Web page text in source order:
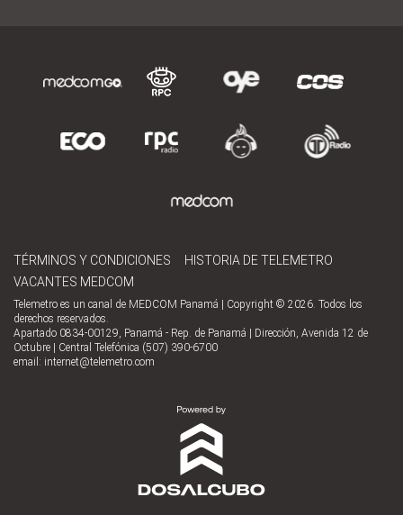
TÉRMINOS Y CONDICIONES
HISTORIA DE TELEMETRO
VACANTES MEDCOM
Telemetro es un canal de MEDCOM Panamá | Copyright © 2026. Todos los
derechos reservados.
Apartado 0834-00129, Panamá - Rep. de Panamá | Dirección, Avenida 12 de
Octubre | Central Telefónica (507) 390-6700
email: internet@telemetro.com